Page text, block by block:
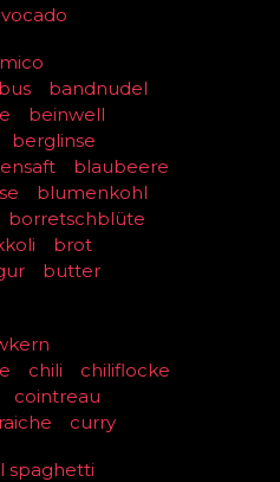
bandnudel
beinwell
berglinse
blaubeere
blumenkohl
borretschblüte
brot
butter
chili
chiliflocke
cointreau
curry
spaghetti